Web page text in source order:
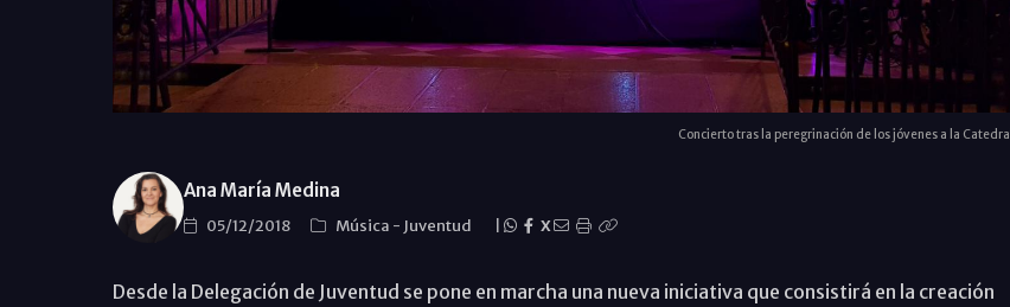
Concierto tras la peregrinación de los jóvenes a la Catedral
Ana María Medina
05/12/2018 Música - Juventud X
Desde la Delegación de Juventud se pone en marcha una nueva iniciativa que consistirá en la creación